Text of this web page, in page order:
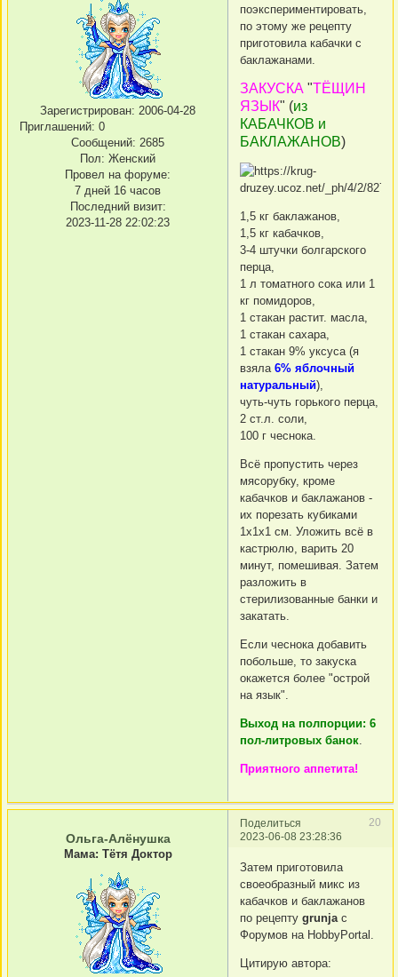
Зарегистрирован: 2006-04-28
Приглашений: 0
Сообщений: 2685
Пол: Женский
Провел на форуме:
7 дней 16 часов
Последний визит:
2023-11-28 22:02:23
поэкспериментировать,
по этому же рецепту
приготовила кабачки с
баклажанами.
ЗАКУСКА "ТЁЩИН
ЯЗЫК" (из
КАБАЧКОВ и
БАКЛАЖАНОВ)
1,5 кг баклажанов,
1,5 кг кабачков,
3-4 штучки болгарского
перца,
1 л томатного сока или 1
кг помидоров,
1 стакан растит. масла,
1 стакан сахара,
1 стакан 9% уксуса (я
взяла 6% яблочный
натуральный),
чуть-чуть горького перца,
2 ст.л. соли,
100 г чеснока.
Всё пропустить через
мясорубку, кроме
кабачков и баклажанов -
их порезать кубиками
1х1х1 см. Уложить всё в
кастрюлю, варить 20
минут, помешивая. Затем
разложить в
стерилизованные банки и
закатать.
Если чеснока добавить
побольше, то закуска
окажется более "острой
на язык".
Выход на полпорции: 6
пол-литровых банок.
Приятного аппетита!
Поделиться
20
2023-06-08 23:28:36
Ольга-Алёнушка
Мама: Тётя Доктор
Затем приготовила
своеобразный микс из
кабачков и баклажанов
по рецепту grunjaс
Форумов на HobbyPortal.
Цитирую автора: